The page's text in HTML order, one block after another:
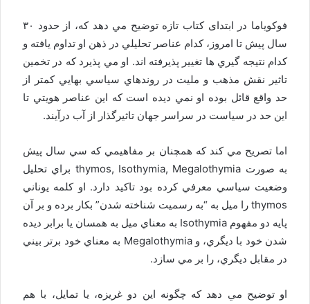
فوكوياما در ابتدای كتاب تازه توضيح مي دهد كه، از حدود ٣٠
سال پيش تا امروز، كدام عناصر تحليلي در ذهن او تداوم يافته و
كدام نتيجه گيري ها تغيير پذيرفته اند. او مي پذيرد كه در تخمين
تاثير نقش مذهب و مليت در روندهاي سياسي بهايي كمتر از
حد واقع قائل بوده او نمي ديده است كه اين عناصر هويتي تا
اين حد در سياست در سراسر جهان تاثيرگذار از آب درآيند.
اما تصريح مي كند كه همچنان بر مفاهيمي كه سي سال پيش
به صورت thymos, Isothymia, Megalothymia براي تحليل
وضعيت سياسي معرفي كرده بود تاكيد دارد. او كلمه يوناني
thymos را ميل به “به رسميت شناخته شدن” بكار برده و بر آن
پايه دو مفهوم Isothymia به معناي ميل به همسان يا برابر ديده
شدن خود با ديگري، و Megalothymia به معناي خود برتر بيني
در مقابل ديگري، را بر مي سازد.
او توضيح مي دهد كه چگونه اين دو غريزه، يا تمايل، با هم